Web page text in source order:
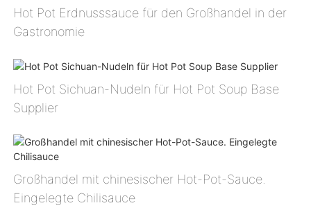
Hot Pot Erdnusssauce für den Großhandel in der
Gastronomie
Hot Pot Sichuan-Nudeln für Hot Pot Soup Base
Supplier
Großhandel mit chinesischer Hot-Pot-Sauce.
Eingelegte Chilisauce